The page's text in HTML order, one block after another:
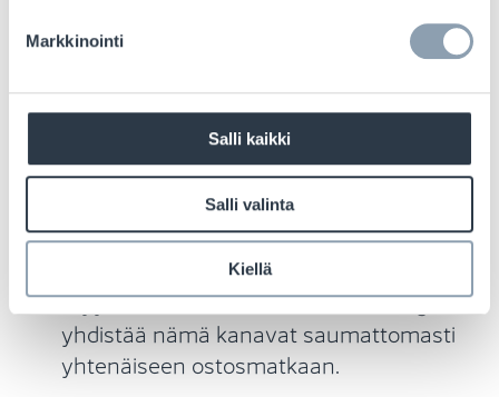
Markkinointi
Salli kaikki
Salli valinta
Kiellä
Asiakkaan etu:
enemmän dynaamisiin näyttöihin, jotka
tarjoavat yksilöllisiä kampanjoita ja
varmistavat samalla, että suosikkeja on
aina varastossa.
Verkossa ja myymälässä ostamisen
yhdistäminen:Jouluna asiakkaat etsivät
yhä enemmän verkko- ja
myymäläkokemuksia. RFID-teknologia
yhdistää nämä kanavat saumattomasti
yhtenäiseen ostosmatkaan.